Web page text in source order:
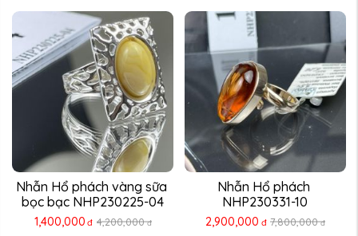
Nhẫn Hổ phách vàng sữa
bọc bạc NHP230225-04
1,400,000 đ 4,200,000 đ
Nhẫn Hổ phách
NHP230331-10
2,900,000 đ 7,800,000 đ